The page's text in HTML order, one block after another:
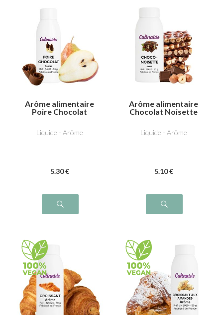
Arôme alimentaire
Poire Chocolat
Liquide - Arôme
5.30 €
Arôme alimentaire
Chocolat Noisette
Liquide - Arôme
5.10 €